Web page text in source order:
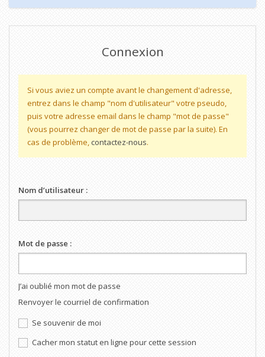
Connexion
Si vous aviez un compte avant le changement d'adresse,
entrez dans le champ "nom d'utilisateur" votre pseudo,
puis votre adresse email dans le champ "mot de passe"
(vous pourrez changer de mot de passe par la suite). En
cas de problème, contactez-nous.
Nom d’utilisateur :
Mot de passe :
J’ai oublié mon mot de passe
Renvoyer le courriel de confirmation
Se souvenir de moi
Cacher mon statut en ligne pour cette session